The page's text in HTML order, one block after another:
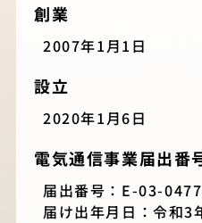
創業
2007年1月1日
設立
2020年1月6日
電気通信事業届出番
届出番号：E-03-
届け出年月日：令和3